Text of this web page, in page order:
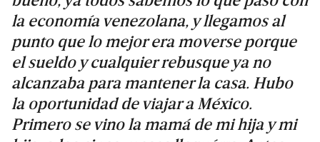
la economía venezolana, y llegamos al
punto que lo mejor era moverse porque
el sueldo y cualquier rebusque ya no
alcanzaba para mantener la casa. Hubo
la oportunidad de viajar a México.
Primero se vino la mamá de mi hija y mi